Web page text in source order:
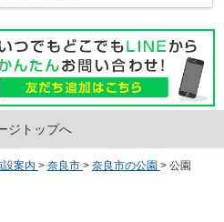
ジトップへ
設案内 > 奈良市 > 奈良市の公園 > 公園